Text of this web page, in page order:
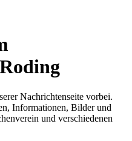
Nachrichtenseite vorbei.
Informationen, Bilder und
und verschiedenen